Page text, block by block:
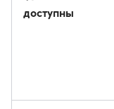
доступны